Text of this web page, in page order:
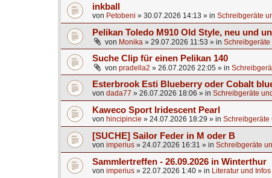
inkball
von Petobeni » 30.07.2026 14:13 » in Schreibgeräte
Pelikan Toledo M910 Old Style, neu und
von Monika » 29.07.2026 11:53 » in
Suche Clip für einen Pelikan 140
von pradella2 » 26.07.2026 22:05 » in
Esterbrook Esti Blueberry oder Cobalt
von dada77 » 26.07.2026 18:06 » in Schreibgeräte
Kaweco Sport Iridescent Pearl
von hincipincie » 24.07.2026 18:29 » in Schreibgeräte
[SUCHE] Sailor Feder in M oder B
von imperius » 24.07.2026 16:31 » in Schreibgeräte
Sammlertreffen - 26.09.2026 in Winterthur
von imperius » 22.07.2026 1:40 » in Literatur und